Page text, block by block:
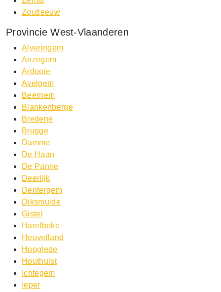
Zoutleeuw
Provincie West-Vlaanderen
Alveringem
Anzegem
Ardooie
Avelgem
Beernem
Blankenberge
Bredene
Brugge
Damme
De Haan
De Panne
Deerlijk
Dentergem
Diksmuide
Gistel
Harelbeke
Heuvelland
Hooglede
Houthulst
Ichtegem
Ieper